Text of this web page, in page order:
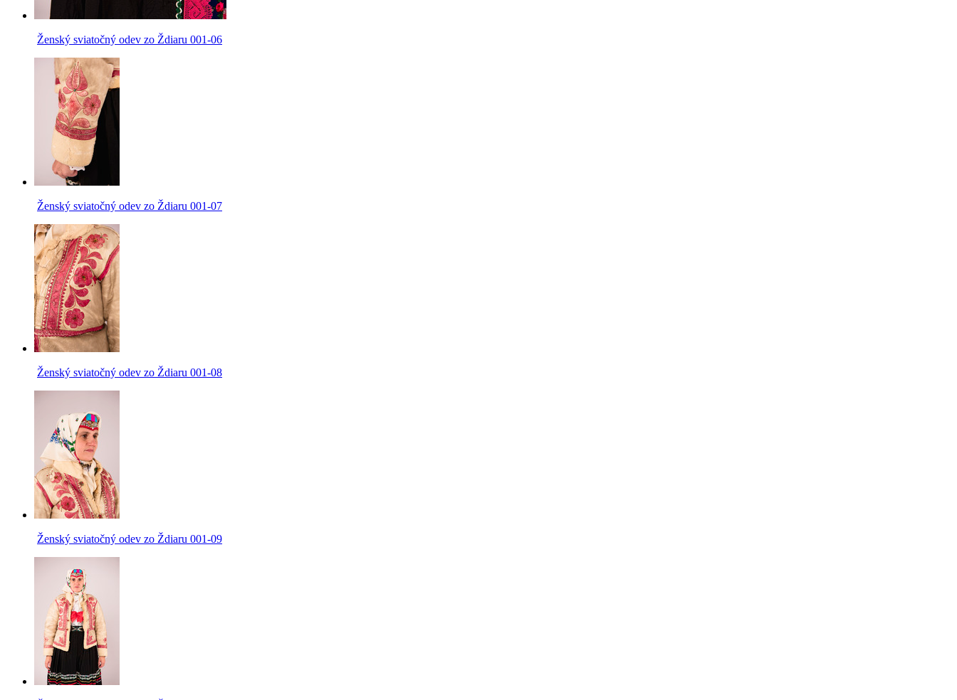
Ženský sviatočný odev zo Ždiaru 001-06
Ženský sviatočný odev zo Ždiaru 001-07
Ženský sviatočný odev zo Ždiaru 001-08
Ženský sviatočný odev zo Ždiaru 001-09